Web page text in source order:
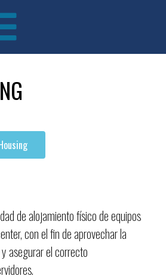
de alojamiento físico de equipos
con el fin de aprovechar la
asegurar el correcto